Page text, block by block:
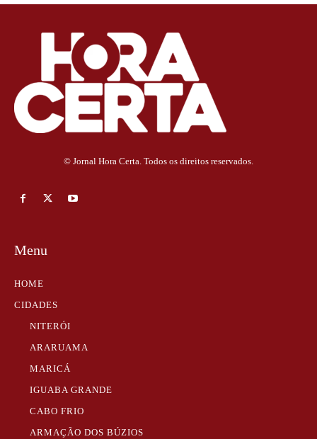
© Jornal Hora Certa. Todos os direitos reservados.
Menu
HOME
CIDADES
NITERÓI
ARARUAMA
MARICÁ
IGUABA GRANDE
CABO FRIO
ARMAÇÃO DOS BÚZIOS